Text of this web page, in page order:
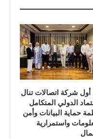
أول شركة اتصالات تنال
الدولي المتكامل
حماية البيانات وأمن
واستمرارية